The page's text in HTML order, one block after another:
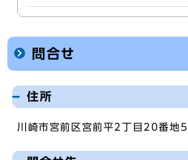
問合せ
住所
川崎市宮前区宮前平2丁目20番地5